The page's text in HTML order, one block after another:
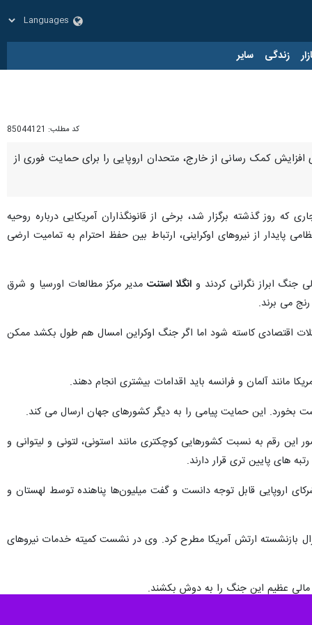
زندگی سایر
کد مطلب: 85044121
کمک رسانی از خارج، متحدان اروپایی را برای حمایت فوری از
گذشته برگزار شد، برخی از قانونگذاران آمریکایی درباره روحیه
از نیروهای اوکراینی، ارتباط بین حفظ احترام به تمامیت ارضی
ابراز نگرانی کردند و انگلا استنتمدیر مرکز مطالعات اورسیا و شرق
می برند.
اقتصادی کاسته شود اما اگر جنگ اوکراین امسال هم طول بکشد ممکن
مانند آلمان و فرانسه باید اقدامات بیشتری انجام دهند.
بخورد. این حمایت پیامی را به دیگر کشورهای جهان ارسال می کند.
این کشور این رقم به نسبت کشورهایی کوچکتری مانند استونی، لتونی و لیتوانی و
های پایین تری قرار دارند.
اروپایی قابل توجه دانست و گفت میلیون‌ها پناهنده توسط لهستان و
بازنشسته ارتش آمریکا مطرح کرد. وی در نشست کمیته خدمات نیروهای
مالی عظیم این جنگ را به دوش بکشند.
با چالش های سختی مواجه هستند که شامل ابعاد نظامی کمک هایی